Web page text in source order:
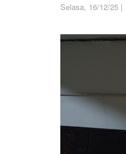
Selasa, 16/12/25 |